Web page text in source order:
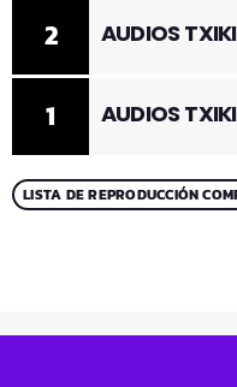
1 AUDIOS
2 AUDIOS
LISTA DE REPRODUCCIÓN